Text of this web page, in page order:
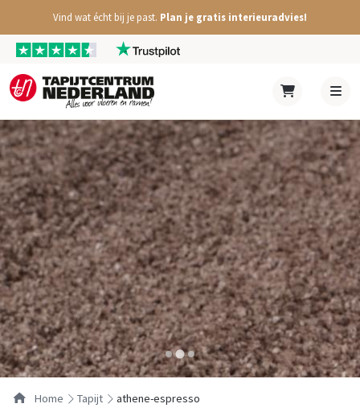
Vind wat écht bij je past. Plan je gratis interieuradvies!
Home tapijt athene-espresso